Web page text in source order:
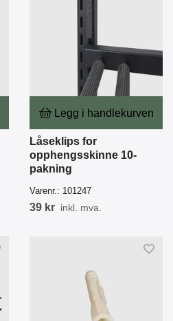
Legg i handlekurven
Låseklips for
opphengsskinne 10-
pakning
Varenr.: 101247
39 kr inkl. mva.